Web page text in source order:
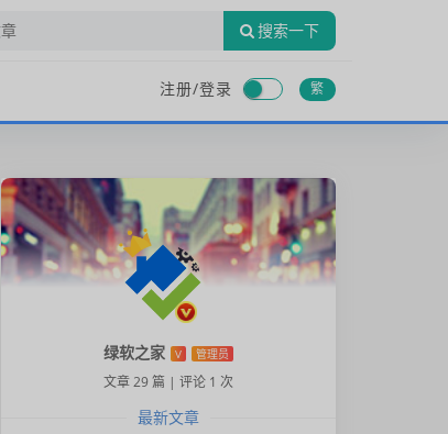
搜索一下
注册/登录 繁
绿软之家 V 管理员
文章 29 篇 | 评论 1 次
最新文章